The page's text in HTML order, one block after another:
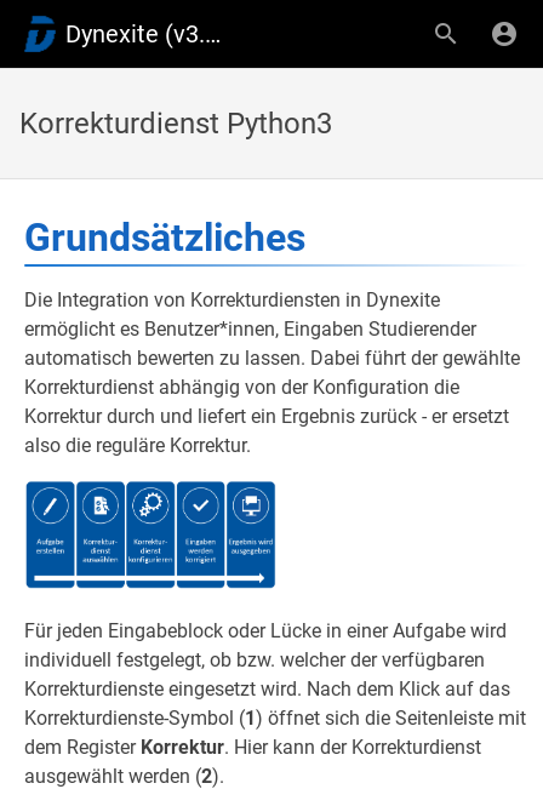
Dynexite (v3.9)
Korrekturdienst Python3
Grundsätzliches
Die Integration von Korrekturdiensten in Dynexite
ermöglicht es Benutzer*innen, Eingaben Studierender
automatisch bewerten zu lassen. Dabei führt der gewählte
Korrekturdienst abhängig von der Konfiguration die
Korrektur durch und liefert ein Ergebnis zurück - er ersetzt
also die reguläre Korrektur.
Für jeden Eingabeblock oder Lücke in einer Aufgabe wird
individuell festgelegt, ob bzw. welcher der verfügbaren
Korrekturdienste eingesetzt wird. Nach dem Klick auf das
Korrekturdienste-Symbol (1) öffnet sich die Seitenleiste mit
dem Register Korrektur. Hier kann der Korrekturdienst
ausgewählt werden (2).